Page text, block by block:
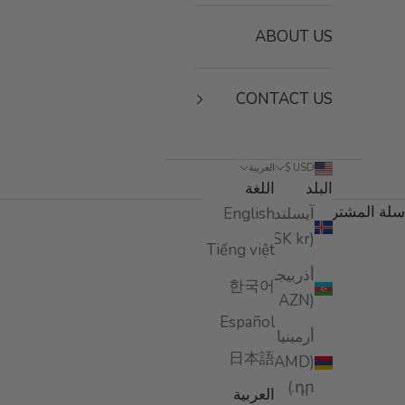
ABOUT US
CONTACT US
USD $
البلد
آيسلندا
(ISK kr)
أذربيجان
(AZN ₼)
أرمينيا
(AMD
դր.)
العربية
اللغة
English
Tiếng việt
한국어
Español
日本語
العربية
سلة المشتريات
مجموعة منتجات العناية بالشعر من بوماكس هي مجموعة